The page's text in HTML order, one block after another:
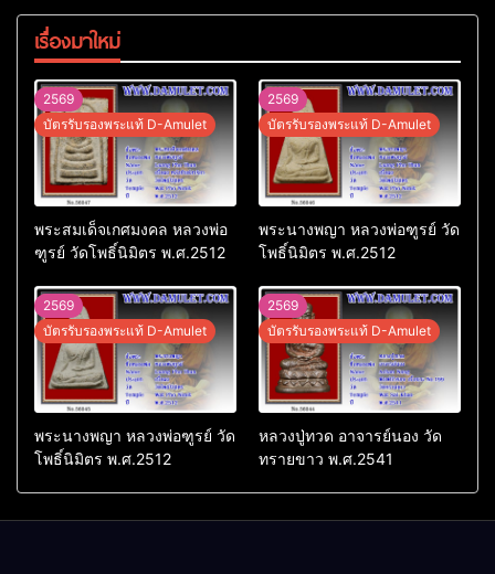
เรื่องมาใหม่
2569
บัตรรับรองพระแท้ D-Amulet
พระสมเด็จเกศมงคล หลวงพ่อ
ฑูรย์ วัดโพธิ์นิมิตร พ.ศ.2512
2569
บัตรรับรองพระแท้ D-Amulet
พระนางพญา หลวงพ่อฑูรย์ วัด
โพธิ์นิมิตร พ.ศ.2512
2569
บัตรรับรองพระแท้ D-Amulet
พระนางพญา หลวงพ่อฑูรย์ วัด
โพธิ์นิมิตร พ.ศ.2512
2569
บัตรรับรองพระแท้ D-Amulet
หลวงปู่ทวด อาจารย์นอง วัด
ทรายขาว พ.ศ.2541